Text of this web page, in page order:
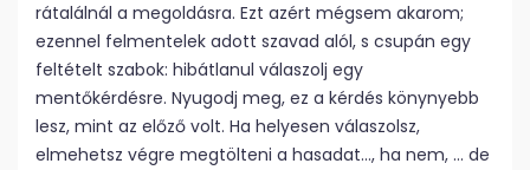
rátalálnál a megoldásra. Ezt azért mégsem akarom;
ezennel felmentelek adott szavad alól, s csupán egy
feltételt szabok: hibátlanul válaszolj egy
mentőkérdésre. Nyugodj meg, ez a kérdés könynyebb
lesz, mint az előző volt. Ha helyesen válaszolsz,
elmehetsz végre megtölteni a hasadat…, ha nem, … de